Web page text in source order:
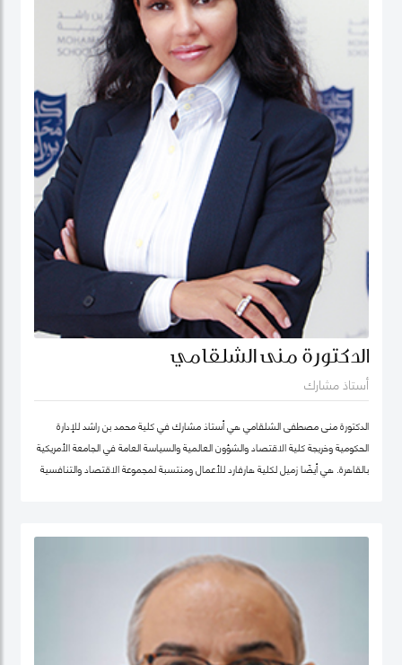
الدكتورة منى الشلقامي
أستاذ مشارك
الدكتورة منى مصطفى الشلقامي هي أستاذ مشارك في كلية محمد بن راشد للإدارة
الحكومية وخريجة كلية الاقتصاد والشؤون العالمية والسياسة العامة في الجامعة الأمريكية
بالقاهرة. هي أيضًا زميل لكلية هارفارد للأعمال ومنتسبة لمجموعة الاقتصاد والتنافسية
وصناديق الثروة السيادية. نشرت أعمالها البحثية في دوريات علمية دولية في مجال الإدارة
والعلوم التطبيقية، مجلة الأعمال والاقتصاد؛ وجامعة كامبريدج. الدكتورة منى حاليًا عضو
في شبكة الخبراء الإقليمية التابعة لمنظمة الأغذية والزراعة ورئيستها ايضا. حصلت على
درجة الدكتوراه. من كلية الاقتصاد والعلوم السياسية بجامعة القاهرة، وشهادتي الماجستير
والبكالوريوس في الاقتصاد من الجامعة الأمريكية بالقاهرة.